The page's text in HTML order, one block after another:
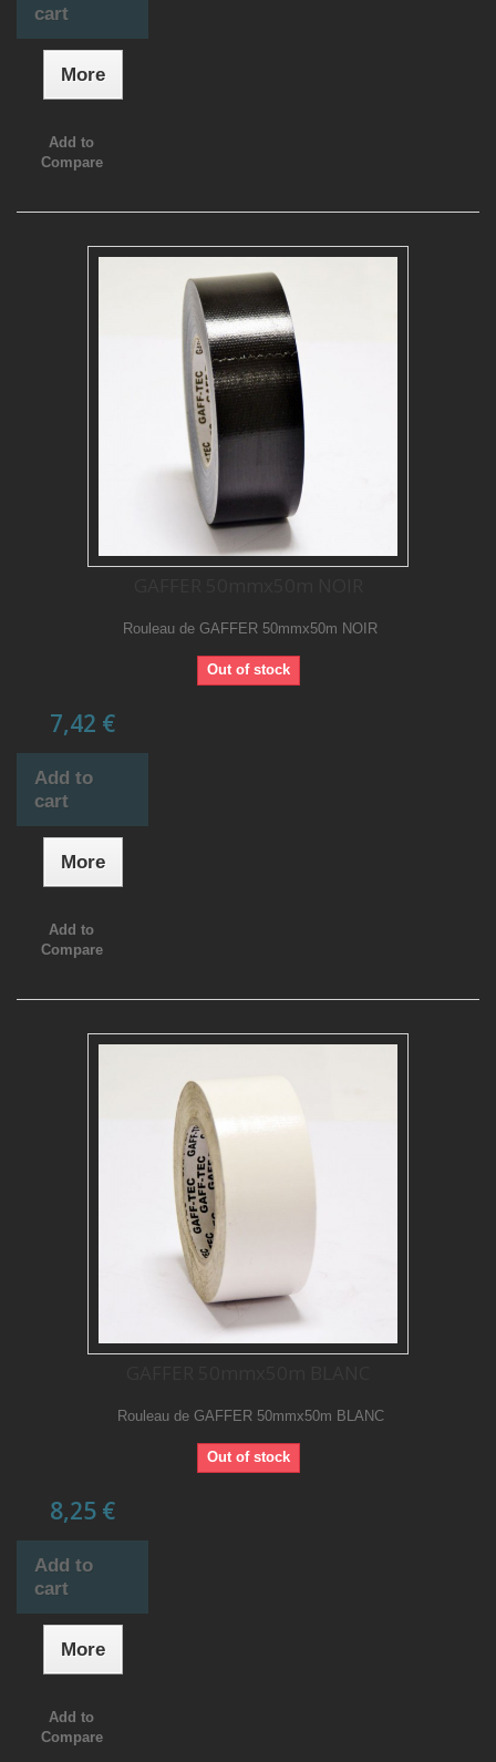
cart
More
Add to
Compare
Rouleau de GAFFER 50mmx50m NOIR
Out of stock
7,42 €
Add to
cart
More
Add to
Compare
Rouleau de GAFFER 50mmx50m BLANC
Out of stock
8,25 €
Add to
cart
More
Add to
Compare